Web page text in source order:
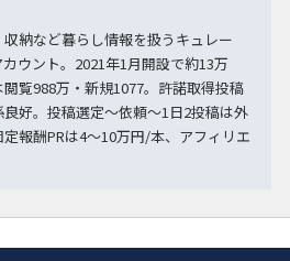
納など暮らし情報を扱うキュレー
ウント。2021年1月開設で約13万
覧988万・新規1077。許諾取得投稿
好。投稿選定〜依頼〜1日2投稿は外
報酬PRは4〜10万円/本、アフィリエ